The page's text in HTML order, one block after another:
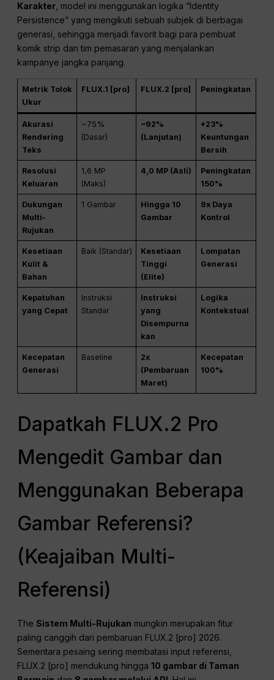
Karakter, model ini menggunakan logika “Identity
Persistence” yang mengikuti sebuah subjek di berbagai
generasi, sehingga menjadi favorit bagi para pembuat
komik strip dan tim pemasaran yang menjalankan
kampanye jangka panjang.
Metrik Tolok
Ukur
FLUX.1 [pro] FLUX.2 [pro] Peningkatan
Akurasi
Rendering
Teks
~75%
(Dasar)
~92%
(Lanjutan)
+23%
Keuntungan
Bersih
Resolusi
Keluaran
1,6 MP
(Maks)
4,0 MP (Asli)
Peningkatan
150%
Dukungan
Multi-
Rujukan
1 Gambar
Hingga 10
Gambar
9x Daya
Kontrol
Kesetiaan
Kulit &
Bahan
Baik (Standar)
Kesetiaan
Tinggi
(Elite)
Lompatan
Generasi
Kepatuhan
yang Cepat
Instruksi
Standar
Instruksi
yang
Disempurna
kan
Logika
Kontekstual
Kecepatan
Generasi
Baseline
2x
(Pembaruan
Maret)
Kecepatan
100%
Dapatkah FLUX.2 Pro
Mengedit Gambar dan
Menggunakan Beberapa
Gambar Referensi?
(Keajaiban Multi-
Referensi)
TheSistem Multi-Rujukan mungkin merupakan fitur
paling canggih dari pembaruan FLUX.2 [pro] 2026.
Sementara pesaing sering membatasi input referensi,
FLUX.2 [pro] mendukung hingga10 gambar di Taman